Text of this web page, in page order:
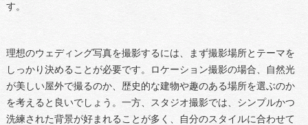
す。
理想のウェディング写真を撮影するには、まず撮影場所とテーマを
しっかり決めることが必要です。ロケーション撮影の場合、自然光
が美しい屋外で撮るのか、歴史的な建物や趣のある場所を選ぶのか
を考えると良いでしょう。一方、スタジオ撮影では、シンプルかつ
洗練された背景が好まれることが多く、自分のスタイルに合わせて